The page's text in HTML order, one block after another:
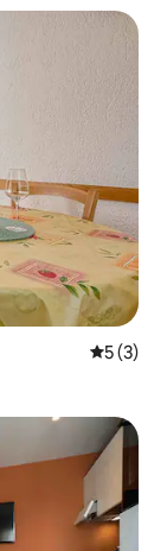
5 de
5 (3)